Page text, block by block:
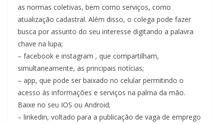
as normas coletivas, bem como serviços, como
atualização cadastral. Além disso, o colega pode fazer
busca por assunto do seu interesse digitando a palavra
chave na lupa;
– facebook e instagram , que compartilham,
simultaneamente, as principais notícias;
– app, que pode ser baixado no celular permitindo o
acesso às informações e serviços na palma da mão.
Baixe no seu IOS ou Android;
– linkedin, voltado para a publicação de vaga de emprego